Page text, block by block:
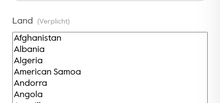
Land (Verplicht)